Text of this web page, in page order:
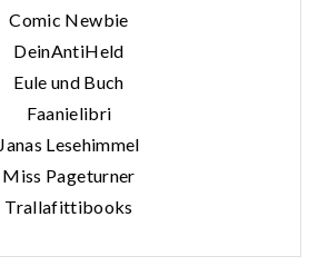
Comic Newbie
DeinAntiHeld
Eule und Buch
Faanielibri
Janas Lesehimmel
Miss Pageturner
Trallafittibooks